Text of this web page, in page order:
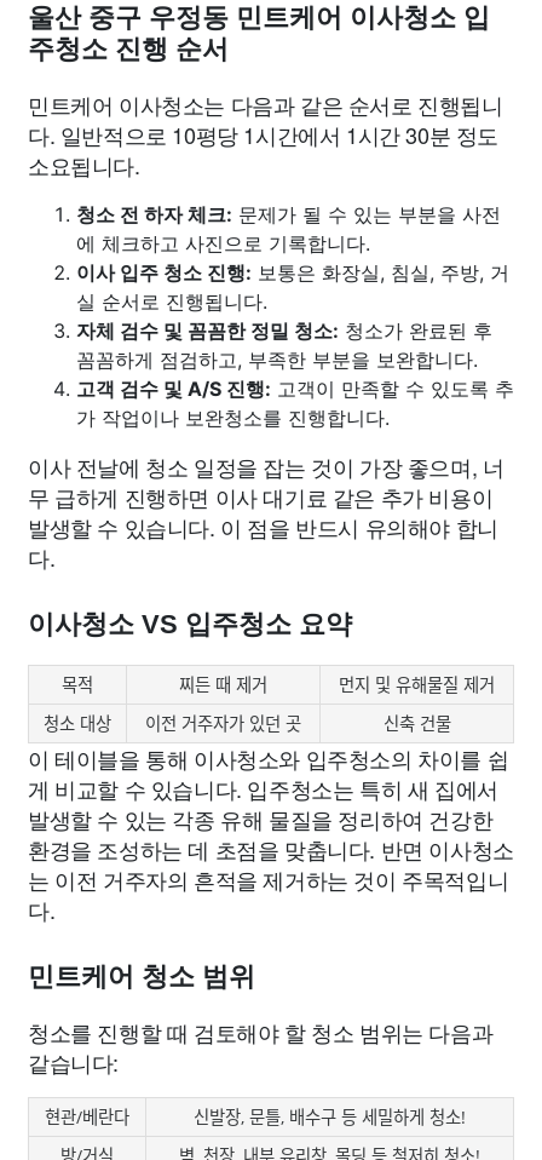
울산 중구 우정동 민트케어 이사청소 입
주청소 진행 순서
민트케어 이사청소는 다음과 같은 순서로 진행됩니
다. 일반적으로 10평당 1시간에서 1시간 30분 정도
소요됩니다.
청소 전 하자 체크: 문제가 될 수 있는 부분을 사전
에 체크하고 사진으로 기록합니다.
이사 입주 청소 진행: 보통은 화장실, 침실, 주방, 거
실 순서로 진행됩니다.
자체 검수 및 꼼꼼한 정밀 청소: 청소가 완료된 후
꼼꼼하게 점검하고, 부족한 부분을 보완합니다.
고객 검수 및 A/S 진행: 고객이 만족할 수 있도록 추
가 작업이나 보완청소를 진행합니다.
이사 전날에 청소 일정을 잡는 것이 가장 좋으며, 너
무 급하게 진행하면 이사 대기료 같은 추가 비용이
발생할 수 있습니다. 이 점을 반드시 유의해야 합니
다.
이사청소 VS 입주청소 요약
목적 찌든 때 제거
먼지 및 유해물질 제거
청소 대상
이전 거주자가 있던 곳 신축 건물
이 테이블을 통해 이사청소와 입주청소의 차이를 쉽
게 비교할 수 있습니다. 입주청소는 특히 새 집에서
발생할 수 있는 각종 유해 물질을 정리하여 건강한
환경을 조성하는 데 초점을 맞춥니다. 반면 이사청소
는 이전 거주자의 흔적을 제거하는 것이 주목적입니
다.
민트케어 청소 범위
청소를 진행할 때 검토해야 할 청소 범위는 다음과
같습니다:
현관/베란다
신발장, 문틀, 배수구 등 세밀하게 청소!